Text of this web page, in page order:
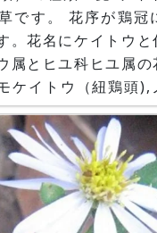
です。 花序が鶏冠
。花名にケイトウと
属とヒユ科ヒユ属の
ケイトウ（紐鶏頭),
イトウ(久留米鶏頭),
ウケイトウ(羽毛鶏